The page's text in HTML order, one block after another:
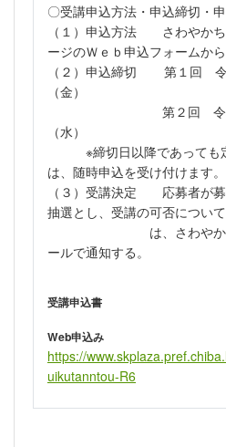
〇受講申込方法・申込締切・
（１）申込方法 さわやかち
ージのＷｅｂ申込フォームから
（２）申込締切 第１回
（金）
第２回 令和６年
（水）
※締切日以降であっても定
は、随時申込を受け付けます。
（３）受講決定 応募者が募
抽選とし、受講の可否について
は、 さわや
ールで通知する。
受講申込書
Web申込み
https://
uikutanntou-R6